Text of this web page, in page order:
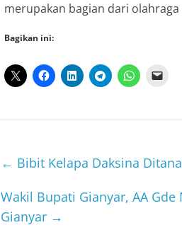
merupakan bagian dari
Bagikan ini:
← Bibit Kelapa Daksina
Wakil Bupati Gianyar, AA
Gianyar →